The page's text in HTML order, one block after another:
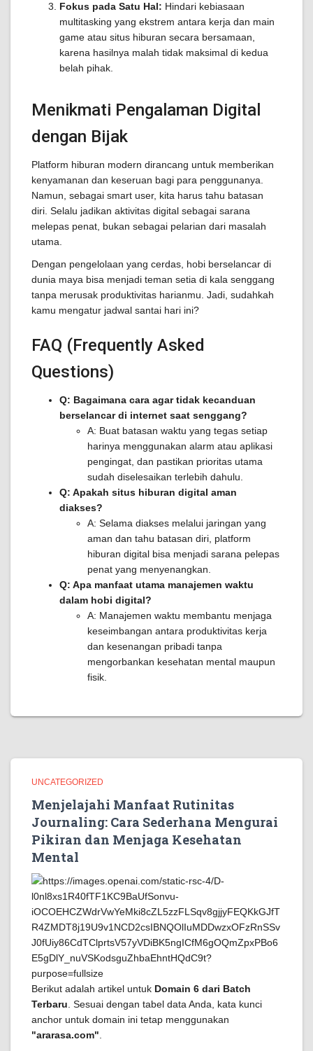
Fokus pada Satu Hal: Hindari kebiasaan
multitasking yang ekstrem antara kerja dan main
game atau situs hiburan secara bersamaan,
karena hasilnya malah tidak maksimal di kedua
belah pihak.
Menikmati Pengalaman Digital
dengan Bijak
Platform hiburan modern dirancang untuk memberikan
kenyamanan dan keseruan bagi para penggunanya.
Namun, sebagai smart user, kita harus tahu batasan
diri. Selalu jadikan aktivitas digital sebagai sarana
melepas penat, bukan sebagai pelarian dari masalah
utama.
Dengan pengelolaan yang cerdas, hobi berselancar di
dunia maya bisa menjadi teman setia di kala senggang
tanpa merusak produktivitas harianmu. Jadi, sudahkah
kamu mengatur jadwal santai hari ini?
FAQ (Frequently Asked
Questions)
Q: Bagaimana cara agar tidak kecanduan
berselancar di internet saat senggang?
A: Buat batasan waktu yang tegas setiap
harinya menggunakan alarm atau aplikasi
pengingat, dan pastikan prioritas utama
sudah diselesaikan terlebih dahulu.
Q: Apakah situs hiburan digital aman
diakses?
A: Selama diakses melalui jaringan yang
aman dan tahu batasan diri, platform
hiburan digital bisa menjadi sarana pelepas
penat yang menyenangkan.
Q: Apa manfaat utama manajemen waktu
dalam hobi digital?
A: Manajemen waktu membantu menjaga
keseimbangan antara produktivitas kerja
dan kesenangan pribadi tanpa
mengorbankan kesehatan mental maupun
fisik.
UNCATEGORIZED
Menjelajahi Manfaat Rutinitas
Journaling: Cara Sederhana Mengurai
Pikiran dan Menjaga Kesehatan
Mental
Berikut adalah artikel untuk Domain 6 dari Batch
Terbaru . Sesuai dengan tabel data Anda, kata kunci
anchor untuk domain ini tetap menggunakan
"ararasa.com"